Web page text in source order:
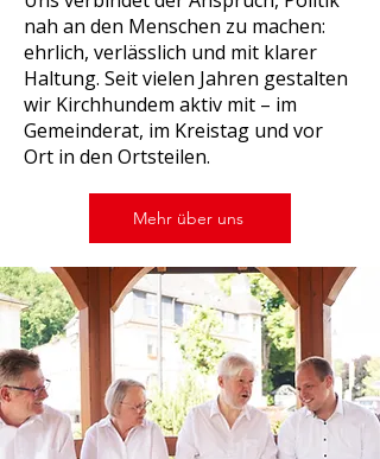
nah an den Menschen zu machen:
ehrlich, verlässlich und mit klarer
Haltung. Seit vielen Jahren gestalten
wir Kirchhundem aktiv mit – im
Gemeinderat, im Kreistag und vor
Ort in den Ortsteilen.
Mehr über uns